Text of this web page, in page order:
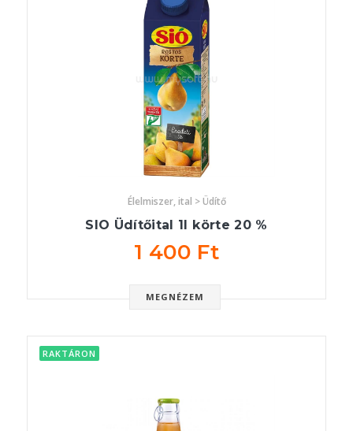
Élelmiszer, ital > Üdítő
SIO Üdítőital 1l körte 20 %
1 400 Ft
MEGNÉZEM
RAKTÁRON